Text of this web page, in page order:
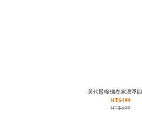
莫代爾棉 懶在家漂浮
NT$499
NT$699